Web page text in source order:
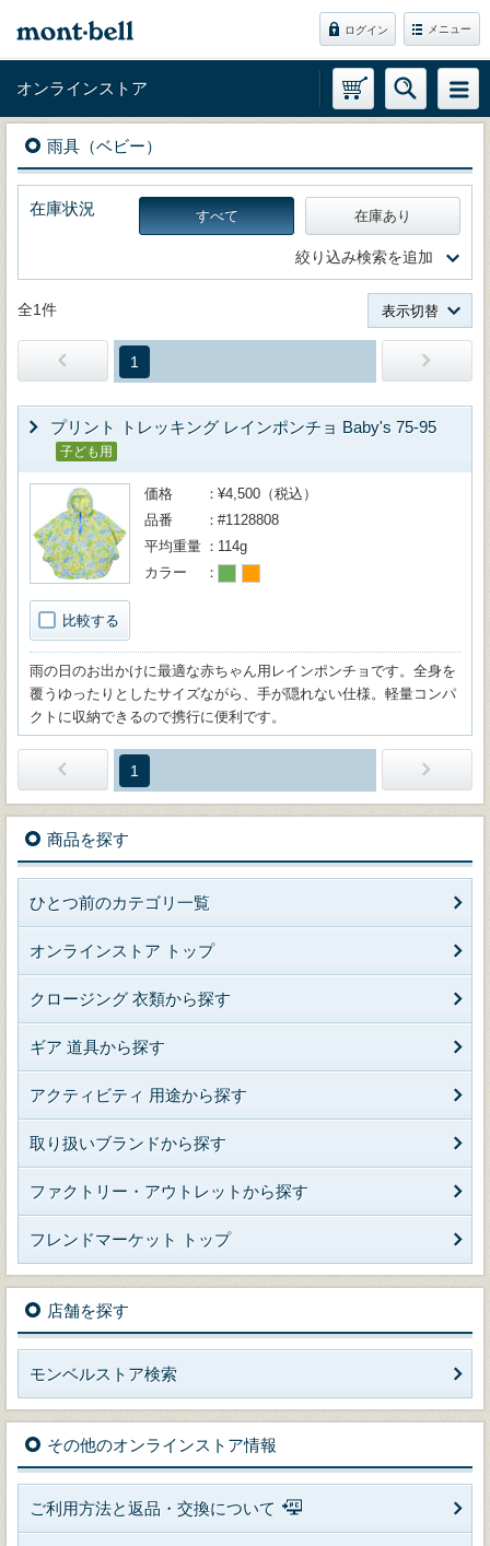
ログイン メニュー
オンラインストア
雨具（ベビー）
在庫状況 すべて 在庫あり
絞り込み検索を追加
全1件 表示切替
1
プリント トレッキング レインポンチョ Baby's 75-95
子ども用
比較する
価格
¥4,500（税込）
品番
#1128808
平均重量
114g
カラー
雨の日のお出かけに最適な赤ちゃん用レインポンチョです。全身を
覆うゆったりとしたサイズながら、手が隠れない仕様。軽量コンパ
クトに収納できるので携行に便利です。
1
商品を探す
ひとつ前のカテゴリ一覧
オンラインストア トップ
クロージング 衣類から探す
ギア 道具から探す
アクティビティ 用途から探す
取り扱いブランドから探す
ファクトリー・アウトレットから探す
フレンドマーケット トップ
店舗を探す
モンベルストア検索
その他のオンラインストア情報
ご利用方法と返品・交換について